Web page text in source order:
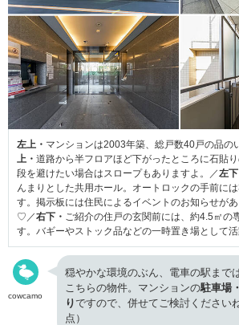
左上・ マンションは2003年築、総戸数40戸の品の
上・ 道路から半フロアほど下がったところに石貼
段を避けたい場合はスロープもありますよ。／左下
んまりとした共用ホール。オートロックの手前に
す。掲示板には住民によるイベントのお知らせが
♡／右下・ ご紹介の住戸の玄関前には、約4.5㎡の
す。バギーやストック品などの一時置き場として活
cowcamo
穏やかな環境のぶん、電車の駅まで
こちらの物件。マンションの駐車場
りですので、併せてご検討ください
点）